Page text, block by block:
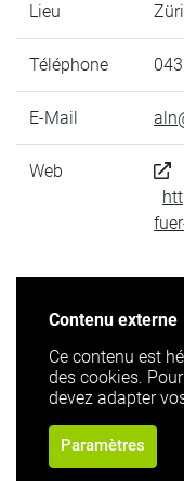
Lieu
Téléphone
E-Mail
Web
Contenu externe
Ce contenu est
des cookies.
devez adapter
Paramètres